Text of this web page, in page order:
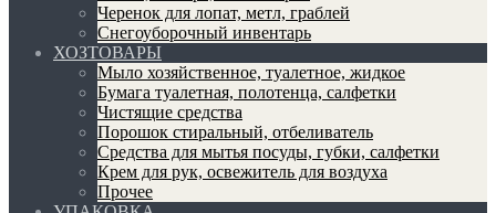
Черенок для лопат, метл, граблей
Снегоуборочный инвентарь
ХОЗТОВАРЫ
Мыло хозяйственное, туалетное, жидкое
Бумага туалетная, полотенца, салфетки
Чистящие средства
Порошок стиральный, отбеливатель
Средства для мытья посуды, губки, салфетки
Крем для рук, освежитель для воздуха
Прочее